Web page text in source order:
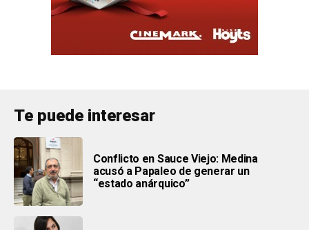
Te puede interesar
Conflicto en Sauce Viejo: Medina
acusó a Papaleo de generar un
“estado anárquico”